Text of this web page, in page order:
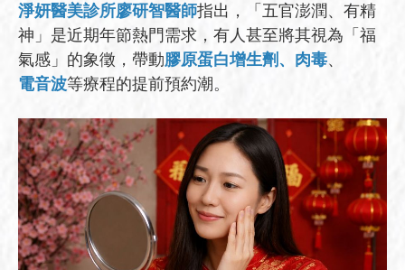
淨妍醫美診所廖研智醫師指出，「五官澎潤、有精
神」是近期年節熱門需求，有人甚至將其視為「福
氣感」的象徵，帶動膠原蛋白增生劑、肉毒、
電音波等療程的提前預約潮。